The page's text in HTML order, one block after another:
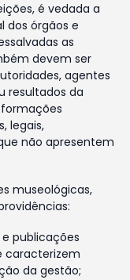
é vedada a
dos órgãos e
as
devem ser
agentes
resultados da
legais,
não apresentem
museológicas,
publicações
caracterizem
da gestão;